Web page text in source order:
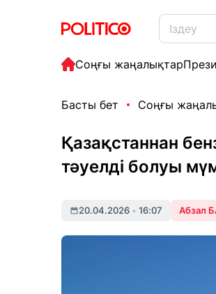
Соңғы жаңалықтар
Басты бет Соңғы
Қазақстаннан
тәуелді болуы
20.04.2026 • 16:07 Абзал